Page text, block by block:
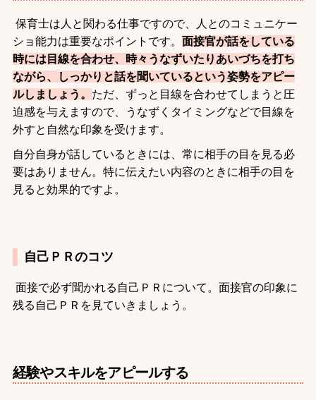
保育士は人と関わる仕事ですので、人とのコミュニケー
ショ能力は重要なポイントです。 面接官が話をしている
時には目線を合わせ、時々うなずいたりあいづちを打ち
ながら、しっかりと話を聞いているという姿勢をアピー
ルしましょう。 ただ、ずっと目線を合わせてしまうと圧
迫感を与えますので、うなずくタイミングなどで目線を
外すと自然な印象を受けます。
自分自身が話しているときには、常に相手の目を見る必
要はありません。特に伝えたい内容のときに相手の目を
見ると効果的ですよ。
自己ＰＲのコツ
面接で必ず聞かれる自己ＰＲについて。面接官の印象に
残る自己ＰＲを見ていきましょう。
経験やスキルをアピールする